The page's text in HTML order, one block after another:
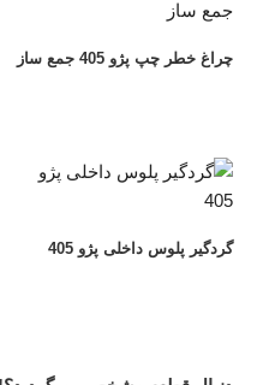
چراغ خطر چپ پژو 405 جمع ساز
گردگیر پلوس داخلی پژو 405